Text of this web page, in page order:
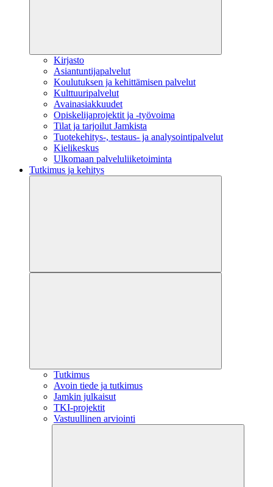
Kirjasto
Asiantuntijapalvelut
Koulutuksen ja kehittämisen palvelut
Kulttuuripalvelut
Avainasiakkuudet
Opiskelijaprojektit​ ja -työvoima
Tilat ja tarjoilut Jamkista
Tuotekehitys-, testaus- ja analysointipalvelut
Kielikeskus
Ulkomaan palveluliiketoiminta
Tutkimus ja kehitys
Tutkimus
Avoin tiede ja tutkimus
Jamkin julkaisut
TKI-projektit
Vastuullinen arviointi